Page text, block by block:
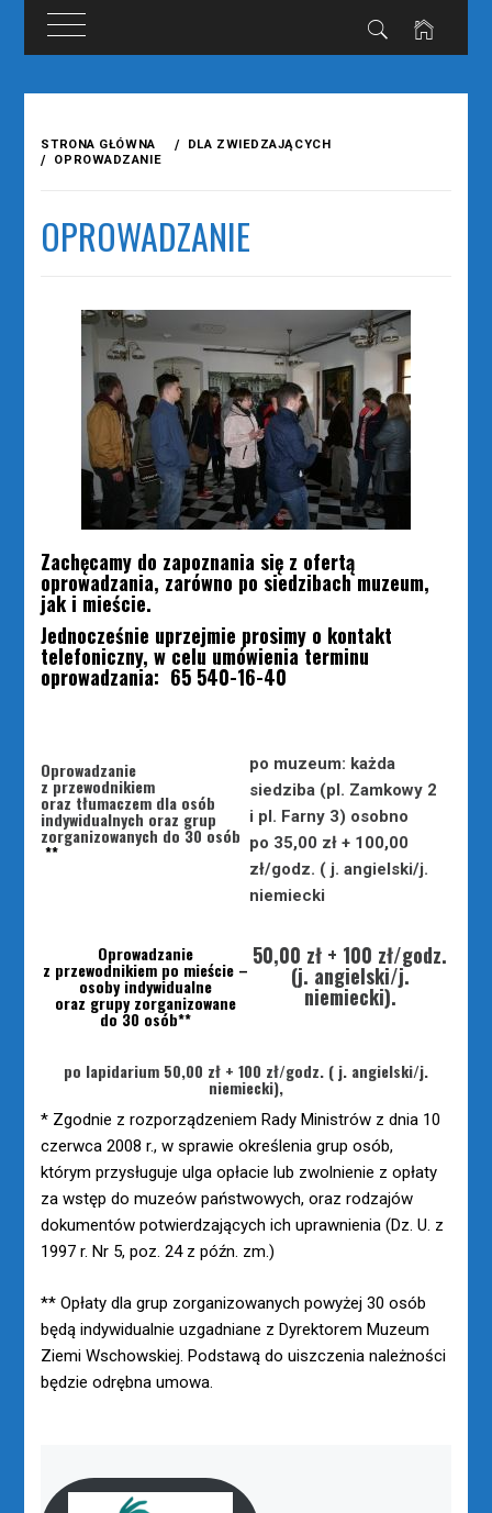
treści
STRONA GŁÓWNA
DLA ZWIEDZAJĄCYCH
OPROWADZANIE
OPROWADZANIE
Zachęcamy do zapoznania się z ofertą
oprowadzania, zarówno po siedzibach muzeum,
jak i mieście.
Jednocześnie uprzejmie prosimy o kontakt
telefoniczny, w celu umówienia terminu
oprowadzania: 65 540-16-40
Oprowadzanie
z przewodnikiem
oraz tłumaczem dla osób
indywidualnych oraz grup
zorganizowanych do 30 osób
**
po muzeum: każda
siedziba (pl. Zamkowy 2
i pl. Farny 3) osobno
po 35,00 zł + 100,00
zł/godz. ( j. angielski/j.
niemiecki
Oprowadzanie
z przewodnikiem po mieście –
osoby indywidualne
oraz grupy zorganizowane
do 30 osób**
50,00 zł + 100 zł/godz.
(j. angielski/j.
niemiecki).
po lapidarium 50,00 zł + 100 zł/godz. ( j. angielski/j.
niemiecki),
* Zgodnie z rozporządzeniem Rady Ministrów z dnia 10
czerwca 2008 r., w sprawie określenia grup osób,
którym przysługuje ulga opłacie lub zwolnienie z opłaty
za wstęp do muzeów państwowych, oraz rodzajów
dokumentów potwierdzających ich uprawnienia (Dz. U. z
1997 r. Nr 5, poz. 24 z późn. zm.)
** Opłaty dla grup zorganizowanych powyżej 30 osób
będą indywidualnie uzgadniane z Dyrektorem Muzeum
Ziemi Wschowskiej. Podstawą do uiszczenia należności
będzie odrębna umowa.